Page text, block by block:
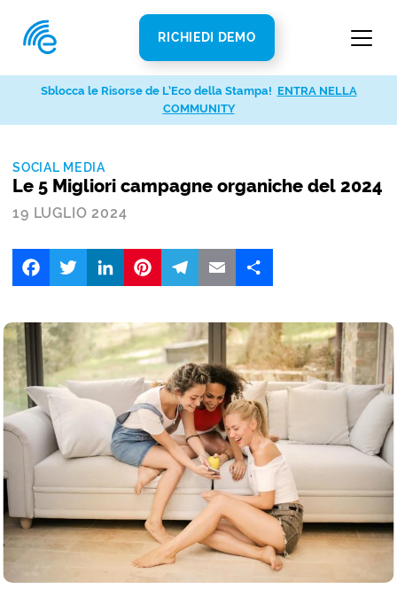
RICHIEDI DEMO
SOCIAL MEDIA
Le 5 Migliori campagne organiche del 2024
19 LUGLIO 2024
FacebookTwitter LinkedIn
Sblocca le Risorse de L’Eco della Stampa! ENTRA NELLA
COMMUNITY